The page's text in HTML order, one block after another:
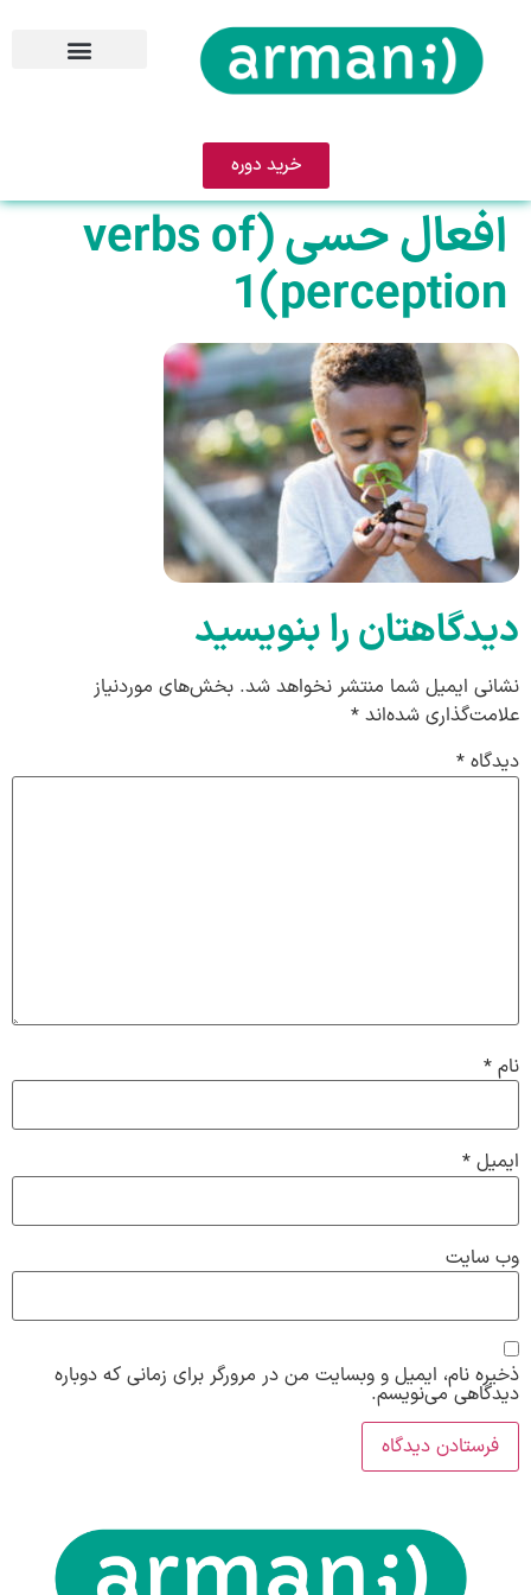
خرید دوره
افعال حسی (verbs of
perception)1
دیدگاهتان را بنویسید
نشانی ایمیل شما منتشر نخواهد شد. بخش‌های موردنیاز
علامت‌گذاری شده‌اند *
دیدگاه *
نام *
ایمیل *
وب‌ سایت
ذخیره نام، ایمیل و وبسایت من در مرورگر برای زمانی که دوباره
دیدگاهی می‌نویسم.